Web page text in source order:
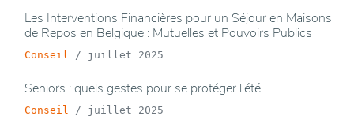
Les Interventions Financières pour un Séjour en Maisons
de Repos en Belgique : Mutuelles et Pouvoirs Publics
Conseil / juillet 2025
Seniors : quels gestes pour se protéger l'été
Conseil / juillet 2025